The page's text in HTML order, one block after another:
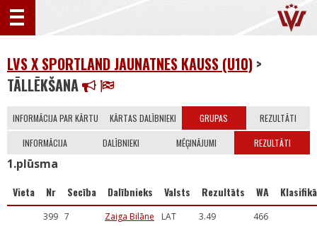
LVS X SPORTLAND JAUNATNES KAUSS (U10) >
TĀLLĒKŠANA
INFORMĀCIJA PAR KĀRTU KĀRTAS DALĪBNIEKI GRUPAS REZULTĀTI
INFORMĀCIJA DALĪBNIEKI MĒĢINĀJUMI REZULTĀTI
1.plūsma
Vieta Nr Secība Dalībnieks Valsts Rezultāts WA
399 7 Zaiga Bilāne LAT 3.49
466